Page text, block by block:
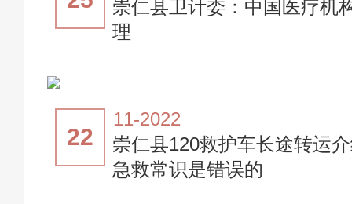
崇仁县卫计委：中国医疗机
理
22
11-2022
崇仁县120救护车长途转运
急救常识是错误的